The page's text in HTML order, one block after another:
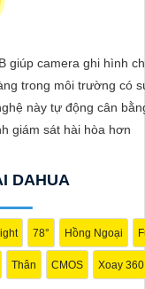
sau đây:
Dahua chính hãng với
giúp camera ghi hình
trong môi trường có
này tự động cân
giám sát hài hòa hơn
DAHUA
78° Hồng Ngoại
Thân CMOS Xoay 360